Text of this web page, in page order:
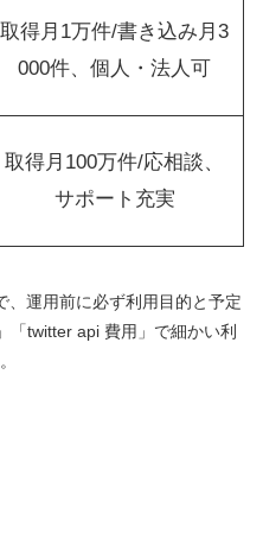
取得月1万件/書き込み月3
000件、個人・法人可
取得月100万件/応相談、
サポート充実
、運用前に必ず利用目的と予定
「twitter api 費用」で細かい利